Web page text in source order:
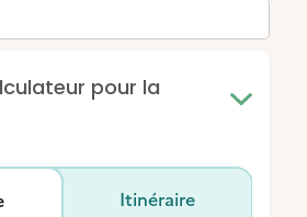
pour la